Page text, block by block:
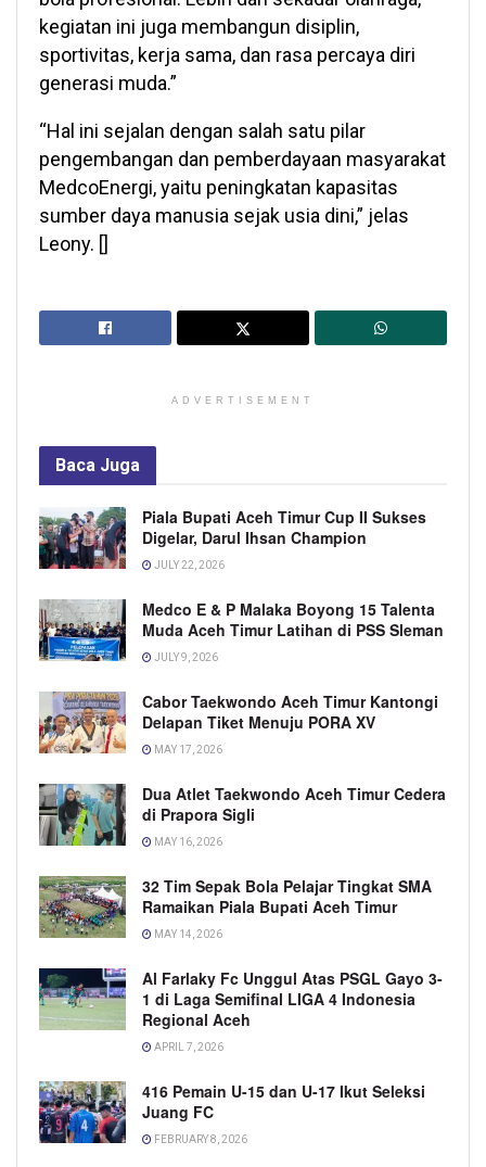
kegiatan ini juga membangun disiplin,
sportivitas, kerja sama, dan rasa percaya diri
generasi muda.”
“Hal ini sejalan dengan salah satu pilar
pengembangan dan pemberdayaan masyarakat
MedcoEnergi, yaitu peningkatan kapasitas
sumber daya manusia sejak usia dini,” jelas
Leony. []
ADVERTISEMENT
Baca Juga
Piala Bupati Aceh Timur Cup II Sukses
Digelar, Darul Ihsan Champion
JULY 22, 2026
Medco E & P Malaka Boyong 15 Talenta
Muda Aceh Timur Latihan di PSS Sleman
JULY 9, 2026
Cabor Taekwondo Aceh Timur Kantongi
Delapan Tiket Menuju PORA XV
MAY 17, 2026
Dua Atlet Taekwondo Aceh Timur Cedera
di Prapora Sigli
MAY 16, 2026
32 Tim Sepak Bola Pelajar Tingkat SMA
Ramaikan Piala Bupati Aceh Timur
MAY 14, 2026
Al Farlaky Fc Unggul Atas PSGL Gayo 3-
1 di Laga Semifinal LIGA 4 Indonesia
Regional Aceh
APRIL 7, 2026
416 Pemain U-15 dan U-17 Ikut Seleksi
Juang FC
FEBRUARY 8, 2026